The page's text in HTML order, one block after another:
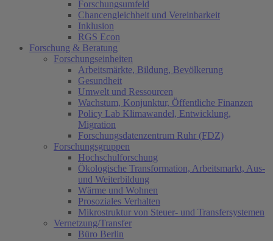
Forschungsumfeld
Chancengleichheit und Vereinbarkeit
Inklusion
RGS Econ
Forschung & Beratung
Forschungseinheiten
Arbeitsmärkte, Bildung, Bevölkerung
Gesundheit
Umwelt und Ressourcen
Wachstum, Konjunktur, Öffentliche Finanzen
Policy Lab Klimawandel, Entwicklung,
Migration
Forschungsdatenzentrum Ruhr (FDZ)
Forschungsgruppen
Hochschulforschung
Ökologische Transformation, Arbeitsmarkt, Aus-
und Weiterbildung
Wärme und Wohnen
Prosoziales Verhalten
Mikrostruktur von Steuer- und Transfersystemen
Vernetzung/Transfer
Büro Berlin